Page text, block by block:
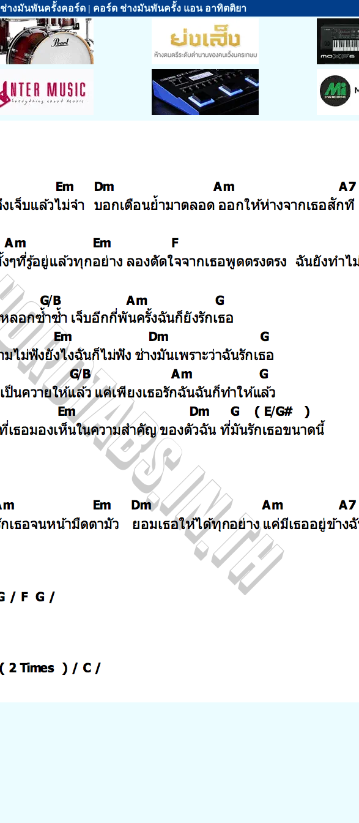
ช่างมันพันครั้งคอร์ด | คอร์ด ช่างมันพันครั้ง แอน อาทิตติยา